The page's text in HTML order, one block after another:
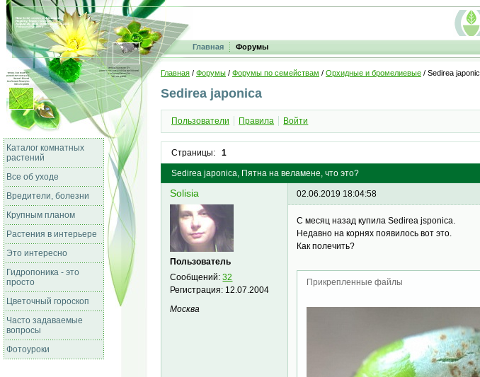
Главная Форумы
Каталог комнатных
растений
Все об уходе
Вредители, болезни
Крупным планом
Растения в интерьере
Это интересно
Гидропоника - это
просто
Цветочный гороскоп
Часто задаваемые
вопросы
Фотоуроки
Главная / Форумы / Форумы по семействам / Орхидные и бромелиевые / Sedirea
Sedirea japonica
Пользователи Правила Войти
Страницы: 1
Sedirea japonica, Пятна на веламене, что это?
Solisia
Пользователь
Сообщений:32
Регистрация: 12.07.2004
Москва
02.06.2019 18:04:58
С месяц назад купила Sedirea jsponica.
Недавно на корнях появилось вот это.
Как полечить?
Прикрепленные файлы